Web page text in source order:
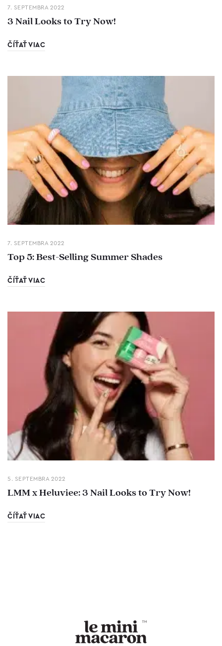
7. SEPTEMBRA 2022
3 Nail Looks to Try Now!
ČÍŤAŤ VIAC
7. SEPTEMBRA 2022
Top 5: Best-Selling Summer Shades
ČÍŤAŤ VIAC
5. SEPTEMBRA 2022
LMM x Heluviee: 3 Nail Looks to Try Now!
ČÍŤAŤ VIAC